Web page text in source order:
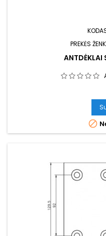
PREKĖS
ANTDĖKLAI
